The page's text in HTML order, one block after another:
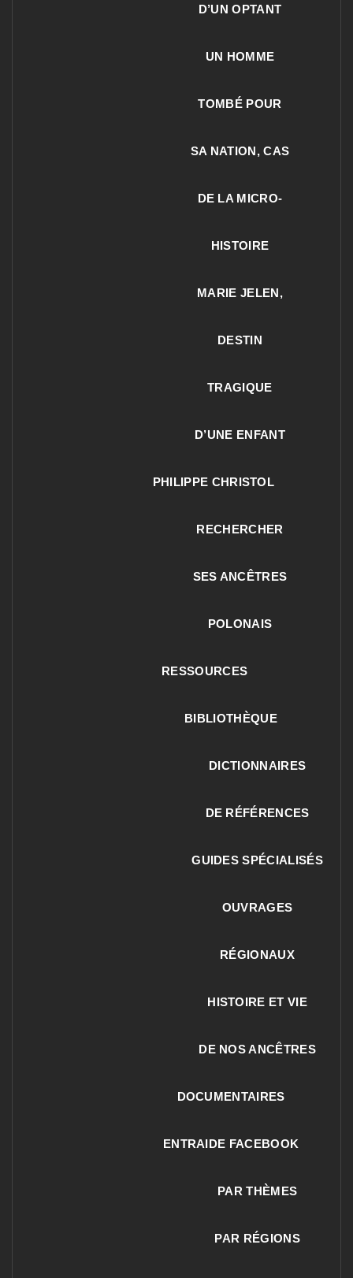
D’UN OPTANT
UN HOMME
TOMBÉ POUR
SA NATION, CAS
DE LA MICRO-
HISTOIRE
MARIE JELEN,
DESTIN
TRAGIQUE
D’UNE ENFANT
PHILIPPE CHRISTOL
RECHERCHER
SES ANCÊTRES
POLONAIS
RESSOURCES
BIBLIOTHÈQUE
DICTIONNAIRES
DE RÉFÉRENCES
GUIDES SPÉCIALISÉS
OUVRAGES
RÉGIONAUX
HISTOIRE ET VIE
DE NOS ANCÊTRES
DOCUMENTAIRES
ENTRAIDE FACEBOOK
PAR THÈMES
PAR RÉGIONS